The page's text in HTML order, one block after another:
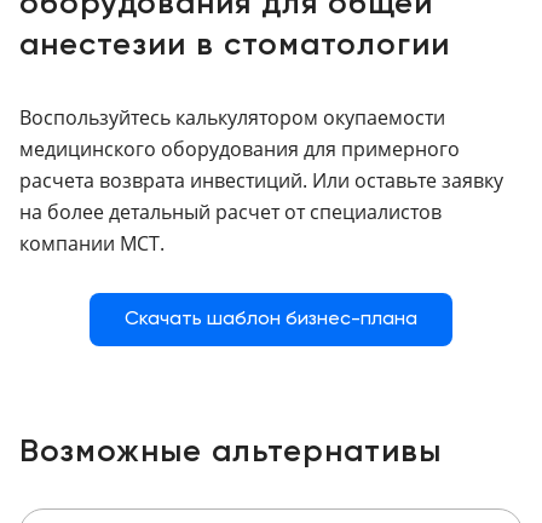
анестезии в стоматологии
Воспользуйтесь калькулятором окупаемости
медицинского оборудования для примерного
расчета возврата инвестиций. Или оставьте заявку
на более детальный расчет от специалистов
компании МСТ.
Скачать шаблон бизнес-плана
Возможные альтернативы